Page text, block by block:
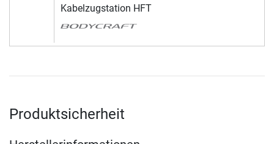
Kabelzugstation HFT
Produktsicherheit